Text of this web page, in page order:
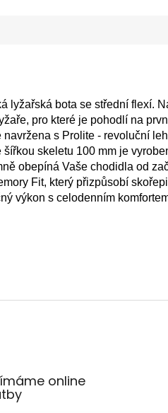
lyžařská bota se střední flexí.
pro které je pohodlí na
s Prolite - revoluční
skeletu 100 mm je
obepíná Vaše chodidla od
Fit, který přizpůsobí
výkon s celodenním
online